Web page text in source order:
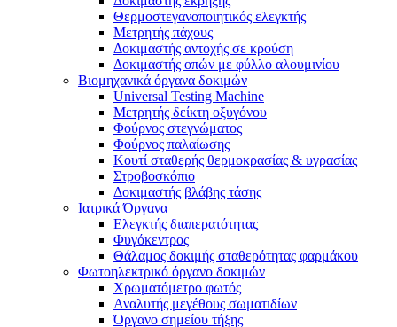
Θερμοστεγανοποιητικός ελεγκτής
Μετρητής πάχους
Δοκιμαστής αντοχής σε κρούση
Δοκιμαστής οπών με φύλλο αλουμινίου
Βιομηχανικά όργανα δοκιμών
Universal Testing Machine
Μετρητής δείκτη οξυγόνου
Φούρνος στεγνώματος
Φούρνος παλαίωσης
Κουτί σταθερής θερμοκρασίας & υγρασίας
Στροβοσκόπιο
Δοκιμαστής βλάβης τάσης
Ιατρικά Όργανα
Ελεγκτής διαπερατότητας
Φυγόκεντρος
Θάλαμος δοκιμής σταθερότητας φαρμάκου
Φωτοηλεκτρικό όργανο δοκιμών
Χρωματόμετρο φωτός
Αναλυτής μεγέθους σωματιδίων
Όργανο σημείου τήξης